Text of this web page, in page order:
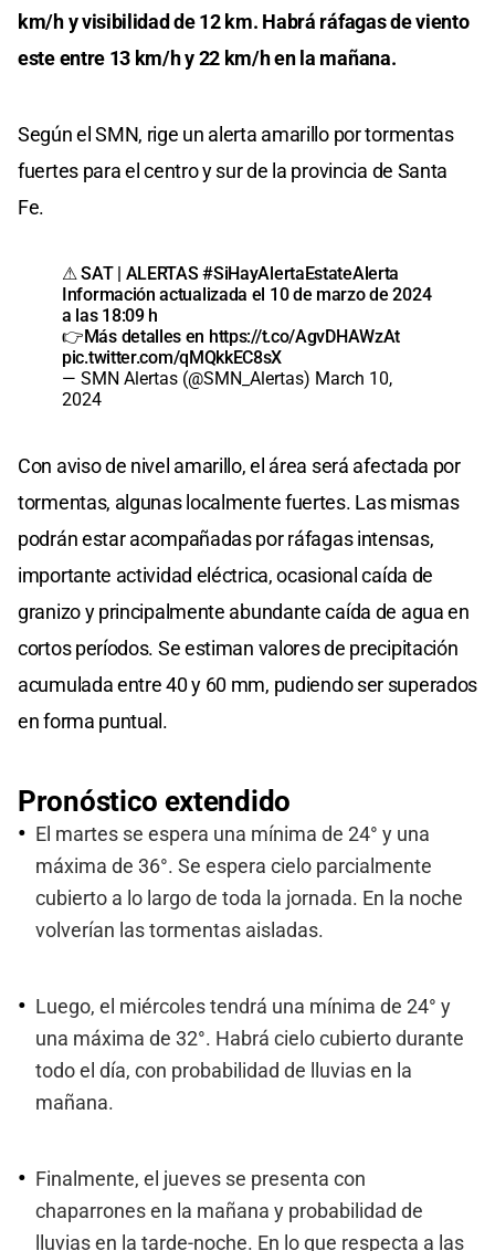
km/h y visibilidad de 12 km. Habrá ráfagas de viento
este entre 13 km/h y 22 km/h en la mañana.
Según el SMN, rige un alerta amarillo por tormentas
fuertes para el centro y sur de la provincia de Santa
Fe.
⚠ SAT | ALERTAS#SiHayAlertaEstateAlerta
Información actualizada el 10 de marzo de 2024
a las 18:09 h
👉Más detalles en https://t.co/AgvDHAWzAt
pic.twitter.com/qMQkkEC8sX
— SMN Alertas (@SMN_Alertas) March 10,
2024
Con aviso de nivel amarillo, el área será afectada por
tormentas, algunas localmente fuertes. Las mismas
podrán estar acompañadas por ráfagas intensas,
importante actividad eléctrica, ocasional caída de
granizo y principalmente abundante caída de agua en
cortos períodos. Se estiman valores de precipitación
acumulada entre 40 y 60 mm, pudiendo ser superados
en forma puntual.
Pronóstico extendido
El martes se espera una mínima de 24° y una
máxima de 36°. Se espera cielo parcialmente
cubierto a lo largo de toda la jornada. En la noche
volverían las tormentas aisladas.
Luego, el miércoles tendrá una mínima de 24° y
una máxima de 32°. Habrá cielo cubierto durante
todo el día, con probabilidad de lluvias en la
mañana.
Finalmente, el jueves se presenta con
chaparrones en la mañana y probabilidad de
lluvias en la tarde-noche. En lo que respecta a las